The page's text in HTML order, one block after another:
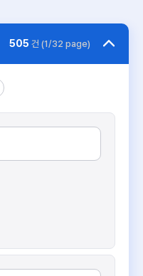
505 건 (1/32 page)